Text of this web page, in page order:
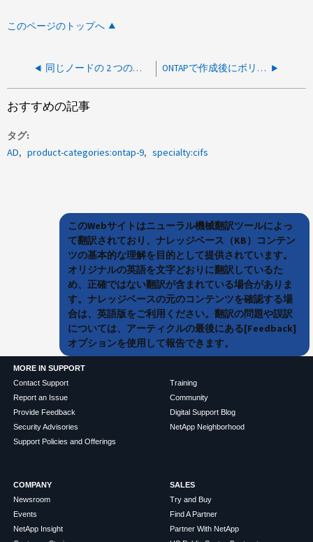
このページのトップへ
同じノードの 2 つの異なるポート/ifgrp に同じ VLAN を作成できますか? ONTAPで作成後にボリュームの言語を変更できますか？
おすすめの記事
タグ
AD
product-categories:ontap-9 specialty:cifs
このWebサイトはニューラル機械翻訳ツールによっ
て翻訳されており、ナレッジベース（KB）コンテン
ツの基本的な理解を目的として提供されています。
オリジナルの英語を文字どおりに翻訳しているた
め、正確ではない翻訳が含まれている場合がありま
す。ナレッジベースの元のコンテンツを確認する場
合は、英語版をご利用ください。翻訳の問題や誤訳
については、アーティクルの最後にある[Feedback]
オプションを使用して報告できます。
MORE IN SUPPORT
Contact Support
Report an Issue
Provide Feedback
Security Advisories
Support Policies and Offerings
Training
Community
Digital Support Blog
NetApp Neighborhood
COMPANY
Newsroom
Events
NetApp Insight
SALES
Try and Buy
Find A Partner
Partner With NetApp